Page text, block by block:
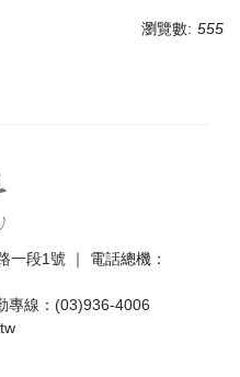
瀏覽數: 555
一段1號 ｜ 電話總機：
專線：(03)936-4006